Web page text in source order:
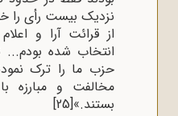
نزدیک بیست رأی را
از قرائت آرا و
انتخاب شده
حزب ما را ترک
مخالفت و
بستند.»[25]